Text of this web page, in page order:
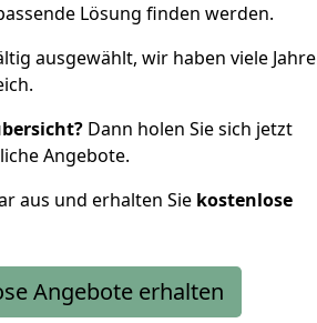
Lösung finden werden.
ausgewählt, wir haben viele Jahre
Dann holen Sie sich jetzt
Angebote.
aus und erhalten Sie kostenlose
Angebote erhalten